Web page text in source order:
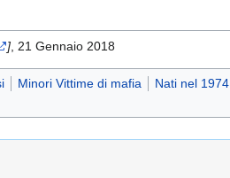
] , 21 Gennaio 2018
Minori Vittime di mafia
Nati nel 1974